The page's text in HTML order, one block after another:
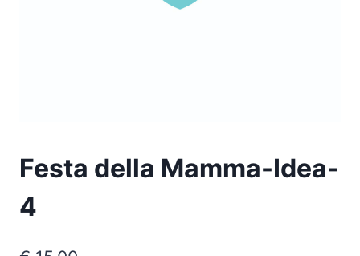
Festa della Mamma-Idea-
4